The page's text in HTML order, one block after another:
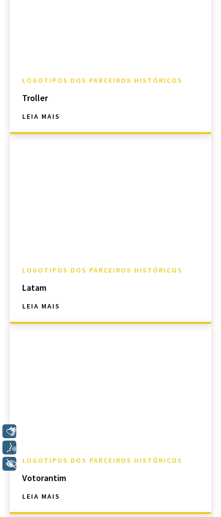
LOGOTIPOS DOS PARCEIROS HISTÓRICOS
Troller
LEIA MAIS
LOGOTIPOS DOS PARCEIROS HISTÓRICOS
Latam
LEIA MAIS
LOGOTIPOS DOS PARCEIROS HISTÓRICOS
Votorantim
LEIA MAIS
+ Acessibilidade